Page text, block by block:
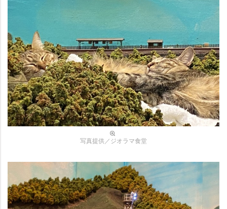
写真提供／ジオラマ食堂